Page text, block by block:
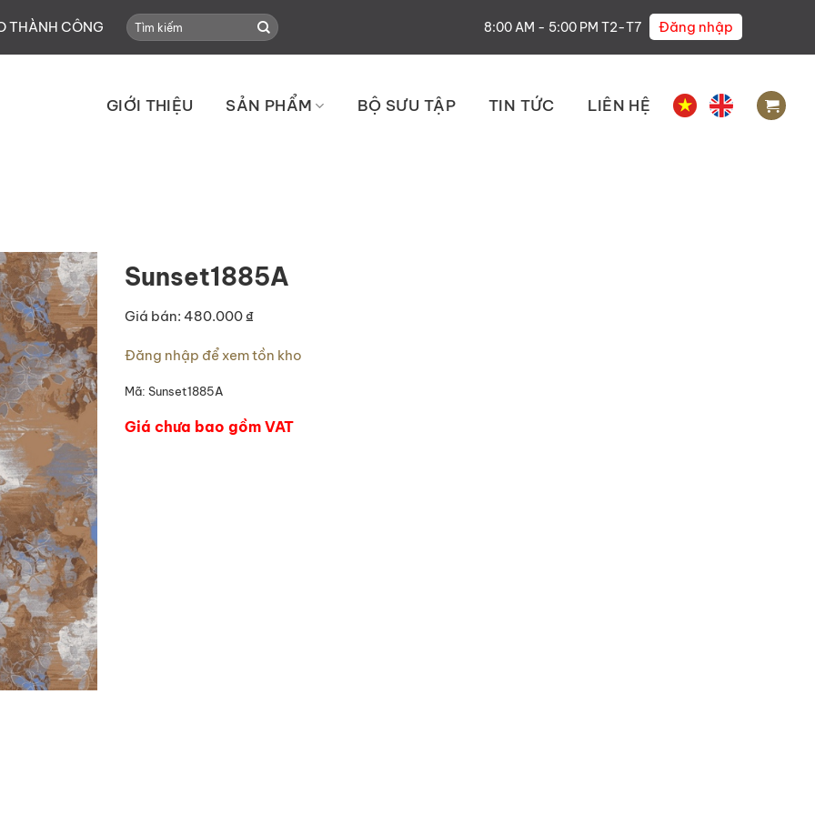
THÀNH CÔNG
Search
for:
8:00 AM - 5:00 PM T2-T7 Đăng nhập
GIỚI THIỆU SẢN PHẨM BỘ SƯU TẬP TIN TỨC LIÊN HỆ
Sunset1885A
Giá bán: 480.000 ₫
Đăng nhập để xem tồn kho
Mã: Sunset1885A
Giá chưa bao gồm VAT